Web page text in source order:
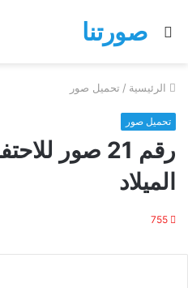
صورتنا
بحث
الرئيسية / تحميل صور
تحميل صور
رقم 21 صور
الميلاد
755